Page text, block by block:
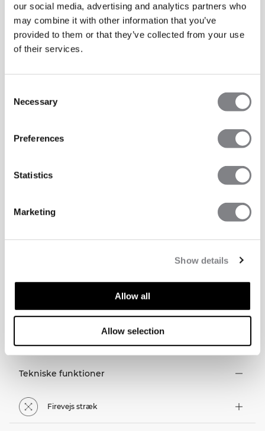
our social media, advertising and analytics partners who
may combine it with other information that you’ve
provided to them or that they’ve collected from your use
of their services.
Selection
Necessary
Preferences
Statistics
Marketing
Show details
Allow all
Allow selection
TEKNISKE ASPEKTER
Tekniske funktioner
Firevejs stræk